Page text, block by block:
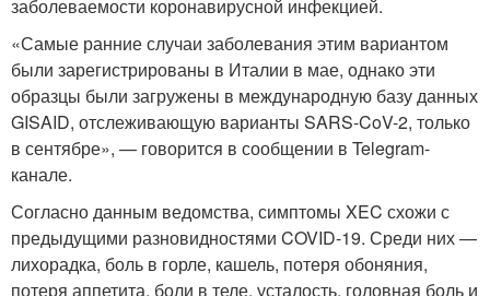
заболеваемости коронавирусной инфекцией.
«Самые ранние случаи заболевания этим вариантом
были зарегистрированы в Италии в мае, однако эти
образцы были загружены в международную базу данных
GISAID, отслеживающую варианты SARS-CoV-2, только
в сентябре», — говорится в сообщении в Telegram-
канале.
Согласно данным ведомства, симптомы XEC схожи с
предыдущими разновидностями COVID-19. Среди них —
лихорадка, боль в горле, кашель, потеря обоняния,
потеря аппетита, боли в теле, усталость, головная боль и